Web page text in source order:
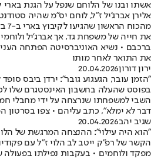
אשתו ובנו של הלוחם שנפל על הגנת בארי
אלירן אברג'יל ז"ל, לוחם יס"מ שהיה
ברכבם • נשיא האוניברסיטה הפתחה
את התואר לאחר מותו
ירון דורון20.04.2026
"הזמן עובר, הגעגוע גובר": ירדן ביבס
בפוסט שהעלה בחשבון האינסטגרם שלו
השבי למשפחתו שנרצחה על ידי מחבלי
דבר לא ימלא", כתב עליהם • צפו בסרטון
שגיב יהב20.04.2026
"הוא היה עילוי": ההנצחה המרגשת של
הקשר של רפ"ק ייטב לב הלוי ז"ל עם